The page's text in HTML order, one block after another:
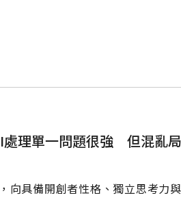
理單一問題很強 但混亂
向具備開創者性格、獨立思考力